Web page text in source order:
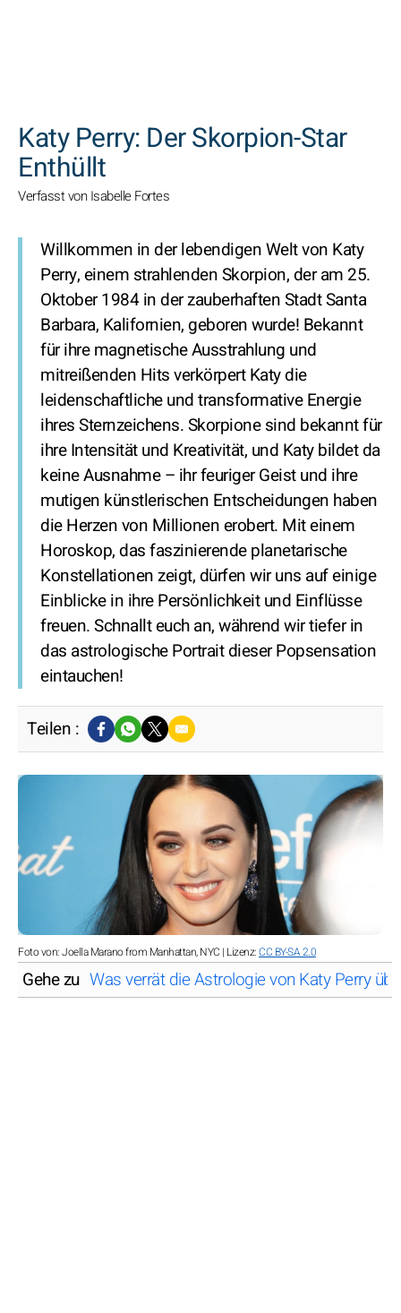
Katy Perry: Der Skorpion-Star
Enthüllt
Verfasst von Isabelle Fortes
Willkommen in der lebendigen Welt von Katy
Perry, einem strahlenden Skorpion, der am 25.
Oktober 1984 in der zauberhaften Stadt Santa
Barbara, Kalifornien, geboren wurde! Bekannt
für ihre magnetische Ausstrahlung und
mitreißenden Hits verkörpert Katy die
leidenschaftliche und transformative Energie
ihres Sternzeichens. Skorpione sind bekannt für
ihre Intensität und Kreativität, und Katy bildet da
keine Ausnahme – ihr feuriger Geist und ihre
mutigen künstlerischen Entscheidungen haben
die Herzen von Millionen erobert. Mit einem
Horoskop, das faszinierende planetarische
Konstellationen zeigt, dürfen wir uns auf einige
Einblicke in ihre Persönlichkeit und Einflüsse
freuen. Schnallt euch an, während wir tiefer in
das astrologische Portrait dieser Popsensation
eintauchen!
Teilen :
Foto von: Joella Marano from Manhattan, NYC | Lizenz:CC BY-SA 2.0
Gehe zu Was verrät die Astrologie von Katy Perry